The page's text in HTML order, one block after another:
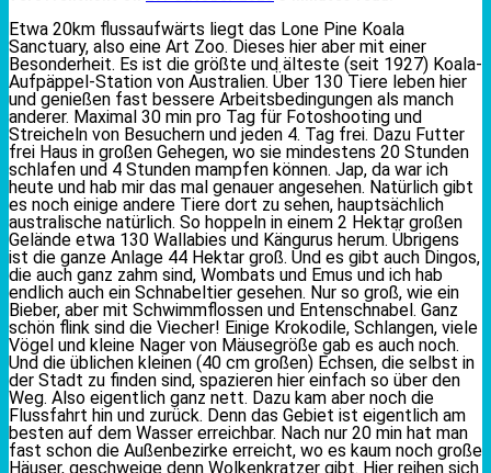
Etwa 20km flussaufwärts liegt das Lone Pine Koala
Sanctuary, also eine Art Zoo. Dieses hier aber mit einer
Besonderheit. Es ist die größte und älteste (seit 1927) Koala-
Aufpäppel-Station von Australien. Über 130 Tiere leben hier
und genießen fast bessere Arbeitsbedingungen als manch
anderer. Maximal 30 min pro Tag für Fotoshooting und
Streicheln von Besuchern und jeden 4. Tag frei. Dazu Futter
frei Haus in großen Gehegen, wo sie mindestens 20 Stunden
schlafen und 4 Stunden mampfen können. Jap, da war ich
heute und hab mir das mal genauer angesehen. Natürlich gibt
es noch einige andere Tiere dort zu sehen, hauptsächlich
australische natürlich. So hoppeln in einem 2 Hektar großen
Gelände etwa 130 Wallabies und Kängurus herum. Übrigens
ist die ganze Anlage 44 Hektar groß. Und es gibt auch Dingos,
die auch ganz zahm sind, Wombats und Emus und ich hab
endlich auch ein Schnabeltier gesehen. Nur so groß, wie ein
Bieber, aber mit Schwimmflossen und Entenschnabel. Ganz
schön flink sind die Viecher! Einige Krokodile, Schlangen, viele
Vögel und kleine Nager von Mäusegröße gab es auch noch.
Und die üblichen kleinen (40 cm großen) Echsen, die selbst in
der Stadt zu finden sind, spazieren hier einfach so über den
Weg. Also eigentlich ganz nett. Dazu kam aber noch die
Flussfahrt hin und zurück. Denn das Gebiet ist eigentlich am
besten auf dem Wasser erreichbar. Nach nur 20 min hat man
fast schon die Außenbezirke erreicht, wo es kaum noch große
Häuser, geschweige denn Wolkenkratzer gibt. Hier reihen sich